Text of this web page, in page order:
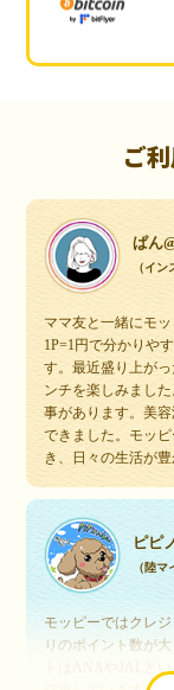
ご
ぱん
（イン
ママ友と一緒にモ
1P=1円で分かりや
す。最近盛り上が
ンチを楽しみまし
事があります。美
できました。モッ
き、日々の生活が豊
ピピ
（陸マ
モッピーではクレ
りのポイント数が